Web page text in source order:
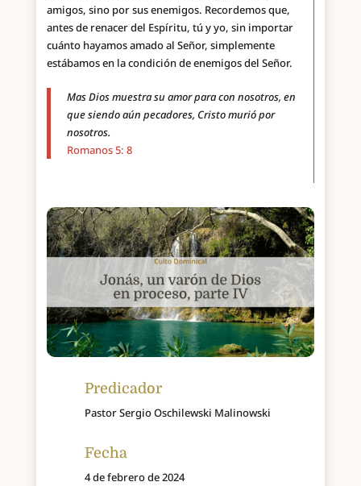
amigos, sino por sus enemigos. Recordemos que,
antes de renacer del Espíritu, tú y yo, sin importar
cuánto hayamos amado al Señor, simplemente
estábamos en la condición de enemigos del Señor.
Mas Dios muestra su amor para con nosotros, en
que siendo aún pecadores, Cristo murió por
nosotros.
Romanos 5: 8
Predicador
Pastor Sergio Oschilewski Malinowski
Fecha
4 de febrero de 2024